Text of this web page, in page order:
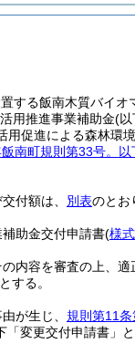
する飯南木質バイ
用推進事業補助金(以
促進による森林
南町規則第33号。
付額は、 別表のとお
助金交付申請書(様
内容を審査の上、
する。
が生じ、 規則第11
「変更交付申請書」